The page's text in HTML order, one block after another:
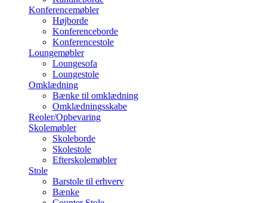
Konferencemøbler
Højborde
Konferenceborde
Konferencestole
Loungemøbler
Loungesofa
Loungestole
Omklædning
Bænke til omklædning
Omklædningsskabe
Reoler/Opbevaring
Skolemøbler
Skoleborde
Skolestole
Efterskolemøbler
Stole
Barstole til erhverv
Bænke